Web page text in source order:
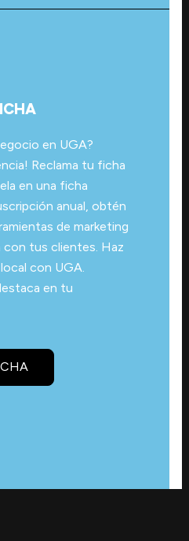
en UGA?
Reclama tu ficha
en una ficha
anual, obtén
de marketing
tus clientes. Haz
con UGA.
en tu